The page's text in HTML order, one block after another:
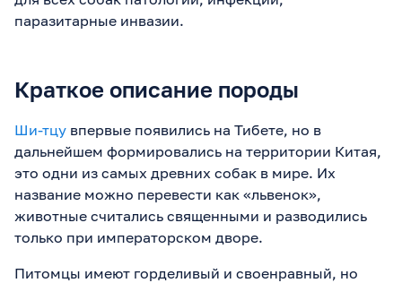
паразитарные инвазии.
Краткое описание породы
Ши-тцу впервые появились на Тибете, но в
дальнейшем формировались на территории Китая,
это одни из самых древних собак в мире. Их
название можно перевести как «львенок»,
животные считались священными и разводились
только при императорском дворе.
Питомцы имеют горделивый и своенравный, но